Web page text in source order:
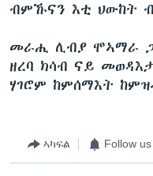
ብምኹናን እቲ ህውከት
መራሒ ሊብያ ሞኣማራ
ዘረባ ክሳብ ናይ
ሃገሮም ከምሰማእት
ኣካፍል Follow us